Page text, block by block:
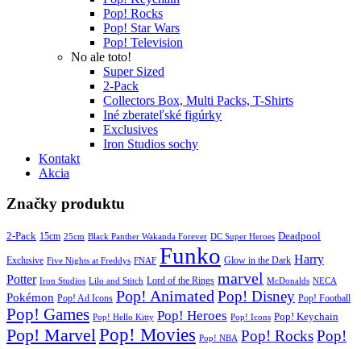
Pop! Rocks
Pop! Star Wars
Pop! Television
No ale toto!
Super Sized
2-Pack
Collectors Box, Multi Packs, T-Shirts
Iné zberateľské figúrky
Exclusives
Iron Studios sochy
Kontakt
Akcia
Značky produktu
2-Pack 15cm 25cm Black Panther Wakanda Forever DC Super Heroes Deadpool
Exclusive Five Nights at Freddys FNAF Funko Glow in the Dark Harry
Potter Iron Studios Lilo and Stitch Lord of the Rings marvel McDonalds NECA
Pokémon Pop! Ad Icons Pop! Animated Pop! Disney Pop! Football
Pop! Games Pop! Hello Kitty Pop! Heroes Pop! Icons Pop! Keychain
Pop! MarvelPop! Movies Pop! NBA Pop! RocksPop!